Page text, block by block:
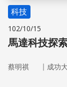
科技
102/10/15
馬達科技探
蔡明祺 ｜ 成功